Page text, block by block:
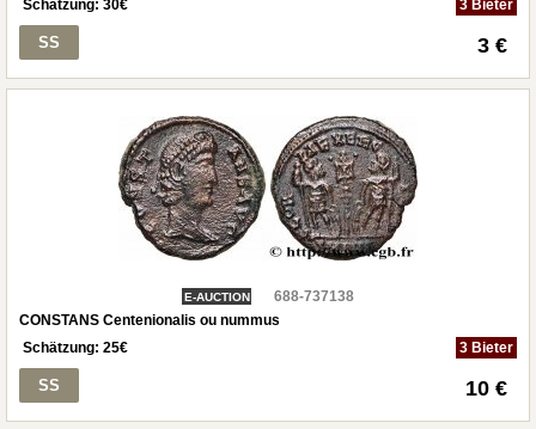
Schätzung: 30€ 3 Bieter
SS 3 €
E-AUCTION
688-737138
CONSTANS Centenionalis ou nummus
Schätzung: 25€ 3 Bieter
SS 10 €